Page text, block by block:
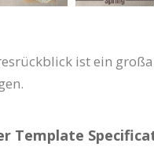
ist ein
Template